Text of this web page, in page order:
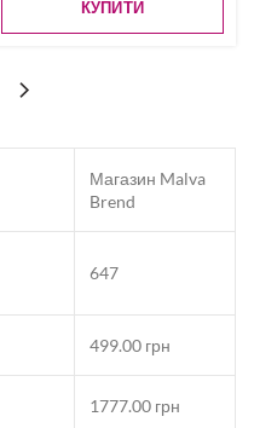
КУПИТИ
Магазин Malva
Brend
647
499.00 грн
1777.00 грн